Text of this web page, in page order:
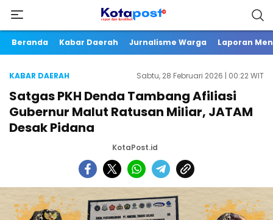
Beranda Kabar Daerah Jurnalisme Warga Laporan
KABAR DAERAH Sabtu, 28 Februari 2026 | 00:22 WIT
Satgas PKH Denda Tambang Afiliasi
Gubernur Malut Ratusan Miliar, JATAM
Desak Pidana
KotaPost.id